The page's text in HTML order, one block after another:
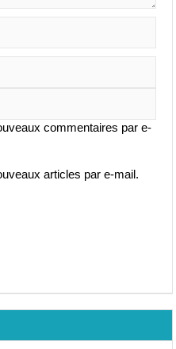
commentaires par e-
articles par e-mail.